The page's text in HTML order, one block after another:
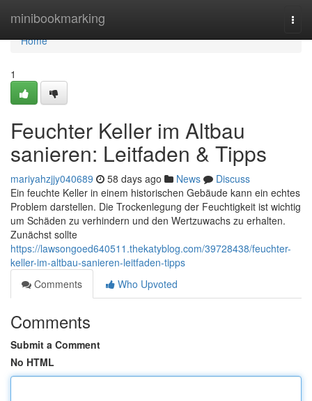
minibookmarking
Home
Home
1
Feuchter Keller im Altbau
sanieren: Leitfaden & Tipps
mariyahzjjy040689 58 days ago News
Discuss
Ein feuchte Keller in einem historischen Gebäude kann ein echtes
Problem darstellen. Die Trockenlegung der Feuchtigkeit ist wichtig
um Schäden zu verhindern und den Wertzuwachs zu erhalten.
Zunächst sollte
https://lawsongoed640511.thekatyblog.com/39728438/feuchter-
keller-im-altbau-sanieren-leitfaden-tipps
Comments
Who Upvoted
Comments
Submit a Comment
No HTML